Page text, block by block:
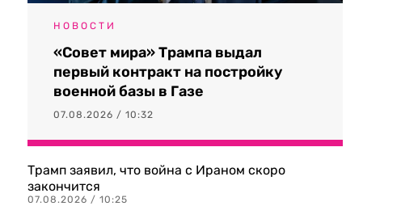
НОВОСТИ
«Совет мира» Трампа выдал
первый контракт на постройку
военной базы в Газе
07.08.2026 / 10:32
Трамп заявил, что война с Ираном скоро
закончится
07.08.2026 / 10:25